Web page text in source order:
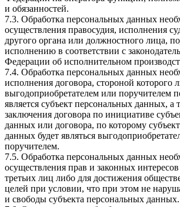
и обязанностей.
7.3. Обработка персональных данных
осуществления правосудия, исполнения
другого органа или должностного лица,
исполнению в соответствии с
Федерации об исполнительном
7.4. Обработка персональных данных
исполнения договора, стороной которого
выгодоприобретателем или поручителем
является субъект персональных данных, а
заключения договора по инициативе
данных или договора, по которому
данных будет являться
поручителем.
7.5. Обработка персональных данных
осуществления прав и законных
третьих лиц либо для достижения
целей при условии, что при этом не
и свободы субъекта персональных данных.